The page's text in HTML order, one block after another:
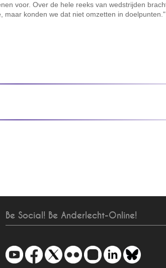
voor. Over de hele reeks van wedstrijden
maar konden we dat niet omzetten in doelpunten."
Be Social! Be Anderlecht-Online!